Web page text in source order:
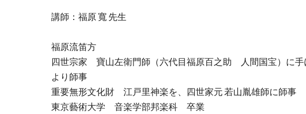
講師：福原 寬 先生
福原流笛方
四世宗家 寶山左衛門師（六代目福原百之助 人間国宝）に手
より師事
重要無形文化財 江戸里神楽を、四世家元 若山胤雄師に師事
東京藝術大学 音楽学部邦楽科 卒業